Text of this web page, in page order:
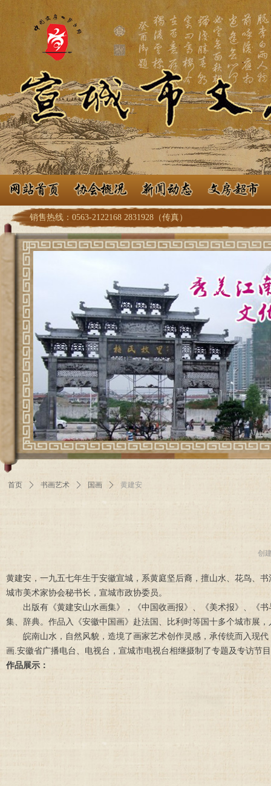
销售热线：0563-2122168 2831928（传真）
黄建安，一九五七年生于安徽宣城，系黄庭坚后裔，擅山水、花鸟、
城市美术家协会秘书长，宣城市政协委员。
出版有《黄建安山水画集》，《中国收画报》、《美术报》、《书
集、辞典。作品入《安徽中国画》赴法国、比利时等国十多个城市展
皖南山水，自然风貌，造境了画家艺术创作灵感，承传统而入现代
画.安徽省广播电台、电视台，宣城市电视台相继摄制了专题及专访节
作品展示：
创
首页 ꄲ 书画艺术 ꄲ 国画 ꄲ 黄建安